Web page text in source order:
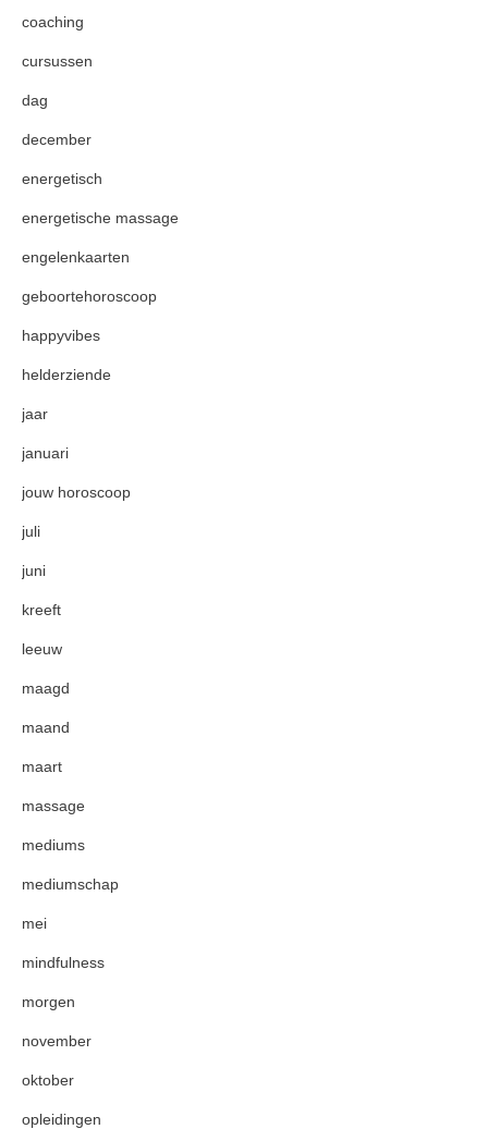
coaching
cursussen
dag
december
energetisch
energetische massage
engelenkaarten
geboortehoroscoop
happyvibes
helderziende
jaar
januari
jouw horoscoop
juli
juni
kreeft
leeuw
maagd
maand
maart
massage
mediums
mediumschap
mei
mindfulness
morgen
november
oktober
opleidingen